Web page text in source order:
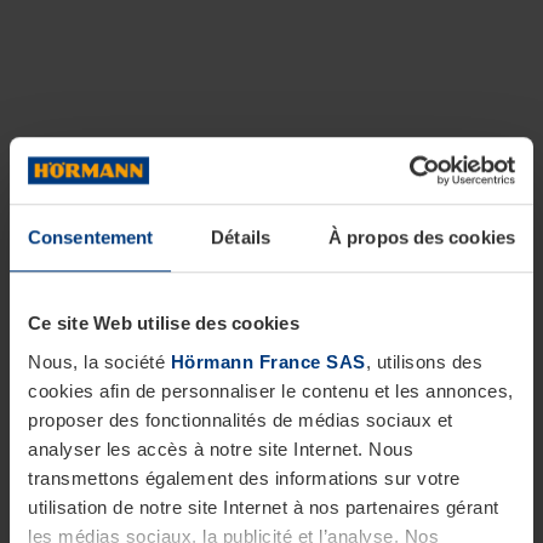
Consentement Détails À propos des cookies
Ce site Web utilise des cookies
Nous, la société Hörmann France SAS, utilisons des
cookies afin de personnaliser le contenu et les annonces,
proposer des fonctionnalités de médias sociaux et
analyser les accès à notre site Internet. Nous
transmettons également des informations sur votre
utilisation de notre site Internet à nos partenaires gérant
les médias sociaux, la publicité et l’analyse. Nos